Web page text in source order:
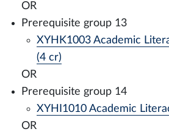
OR
Prerequisite group 13
XYHK1003 Academic
(4 cr)
OR
Prerequisite group 14
XYHI1010 Academic
OR